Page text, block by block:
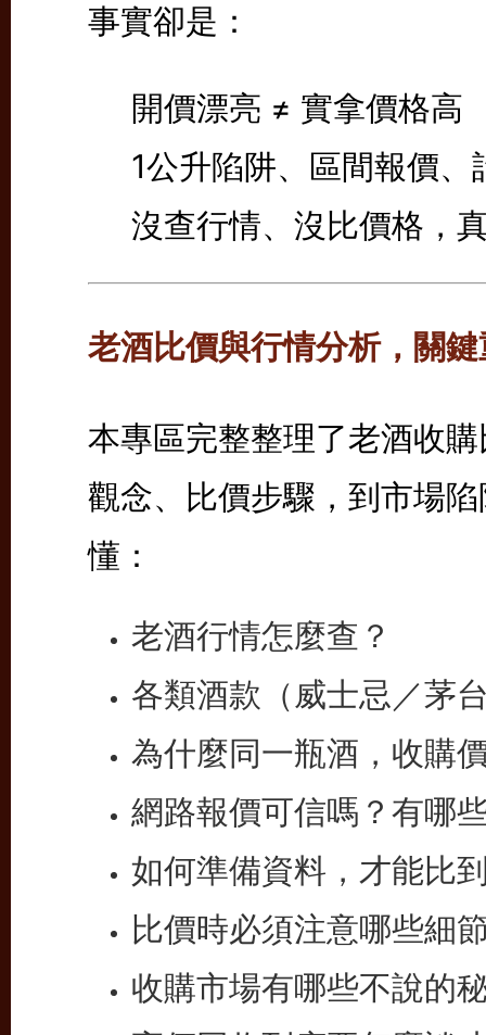
事實卻是：
開價漂亮 ≠ 實拿價格高
1公升陷阱、區間報價
沒查行情、沒比價格，
老酒比價與行情分析，關
本專區完整整理了老酒收
觀念、比價步驟，到市場
懂：
老酒行情怎麼查？
各類酒款（威士忌／茅
為什麼同一瓶酒，收購
網路報價可信嗎？有哪
如何準備資料，才能比
比價時必須注意哪些細
收購市場有哪些不說的